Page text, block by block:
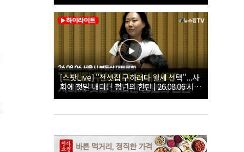
[스팟Live] "전셋집 구하려다 월세 선택"...사
회에 첫발 내디딘 청년의 한탄 | 26.08.06 서울
시 부동산 대토론회